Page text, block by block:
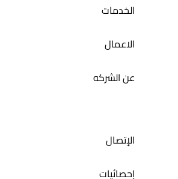
الخدمات
الاعمال
عن الشركه
الإتصال
إحصائيات